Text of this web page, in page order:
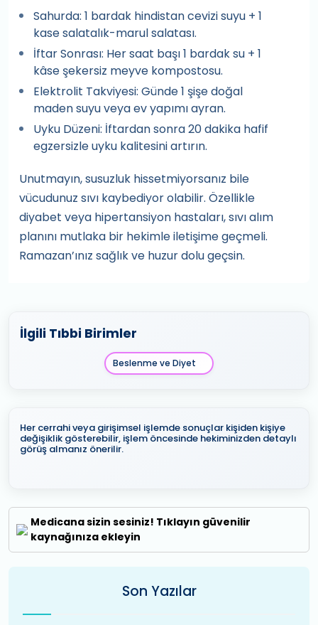
Sahurda: 1 bardak hindistan cevizi suyu + 1
kase salatalık-marul salatası.
İftar Sonrası: Her saat başı 1 bardak su + 1
kâse şekersiz meyve kompostosu.
Elektrolit Takviyesi: Günde 1 şişe doğal
maden suyu veya ev yapımı ayran.
Uyku Düzeni: İftardan sonra 20 dakika hafif
egzersizle uyku kalitesini artırın.
Unutmayın, susuzluk hissetmiyorsanız bile
vücudunuz sıvı kaybediyor olabilir. Özellikle
diyabet veya hipertansiyon hastaları, sıvı alım
planını mutlaka bir hekimle iletişime geçmeli.
Ramazan’ınız sağlık ve huzur dolu geçsin.
İlgili Tıbbi Birimler
Beslenme ve Diyet
Her cerrahi veya girişimsel işlemde sonuçlar kişiden kişiye
değişiklik gösterebilir, işlem öncesinde hekiminizden detaylı
görüş almanız önerilir.
Medicana sizin sesiniz! Tıklayın güvenilir
kaynağınıza ekleyin
Son Yazılar